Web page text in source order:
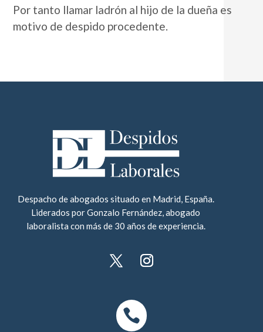
Por tanto llamar ladrón al hijo de la dueña es
motivo de despido procedente.
Despacho de abogados situado en Madrid, España.
Liderados por Gonzalo Fernández, abogado
laboralista con más de 30 años de experiencia.
